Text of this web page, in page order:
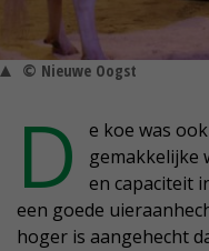
© Nieuwe Oogst
D
e koe was
gemakkelijke
en capaciteit
een goede
hoger is aangehecht